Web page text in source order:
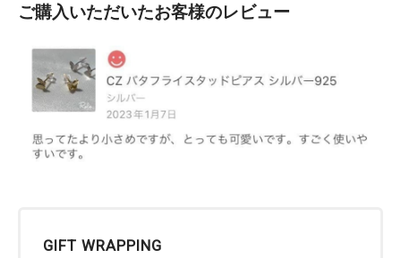
ご購入いただいたお客様のレビュー
GIFT WRAPPING